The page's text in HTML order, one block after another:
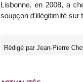
Lisbonne, en 2008, a
soupçon d’illégitimité
Rédigé par Jean-Pierre